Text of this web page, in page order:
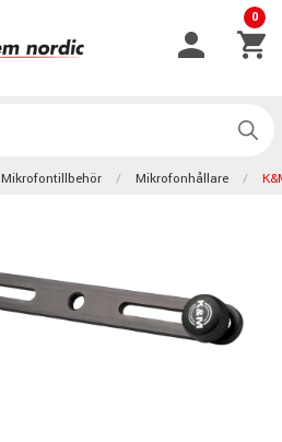
0
Mikrofontillbehör Mikrofonhållare